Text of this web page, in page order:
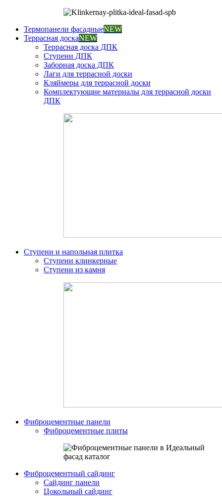
Термопанели фасадныеNEW
Террасная доскаNEW
Террасная доска ДПК
Ступени ДПК
Заборная доска ДПК
Лаги для террасной доски
Кляймеры для террасной доски
Комплектующие материалы для террасной доски
ДПК
Ступени и напольная плитка
Ступени клинкерные
Ступени из камня
Фиброцементные панели
Фиброцементные плиты
Фиброцементный сайдинг
Сайдинг панели
Цокольный сайдинг